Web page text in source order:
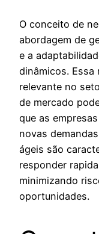
O conceito de
abordagem de
e a
dinâmicos. Essa
relevante no
de mercado
que as
novas
ágeis são
responder
minimizando
oportunidades.